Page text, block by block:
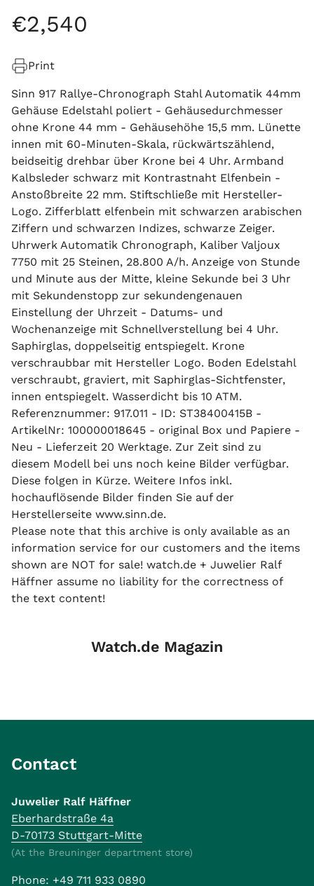
€2,540
Print
Sinn 917 Rallye-Chronograph Stahl Automatik 44mm
Gehäuse Edelstahl poliert - Gehäusedurchmesser
ohne Krone 44 mm - Gehäusehöhe 15,5 mm. Lünette
innen mit 60-Minuten-Skala, rückwärtszählend,
beidseitig drehbar über Krone bei 4 Uhr. Armband
Kalbsleder schwarz mit Kontrastnaht Elfenbein -
Anstoßbreite 22 mm. Stiftschließe mit Hersteller-
Logo. Zifferblatt elfenbein mit schwarzen arabischen
Ziffern und schwarzen Indizes, schwarze Zeiger.
Uhrwerk Automatik Chronograph, Kaliber Valjoux
7750 mit 25 Steinen, 28.800 A/h. Anzeige von Stunde
und Minute aus der Mitte, kleine Sekunde bei 3 Uhr
mit Sekundenstopp zur sekundengenauen
Einstellung der Uhrzeit - Datums- und
Wochenanzeige mit Schnellverstellung bei 4 Uhr.
Saphirglas, doppelseitig entspiegelt. Krone
verschraubbar mit Hersteller Logo. Boden Edelstahl
verschraubt, graviert, mit Saphirglas-Sichtfenster,
innen entspiegelt. Wasserdicht bis 10 ATM.
Referenznummer: 917.011 - ID: ST38400415B -
ArtikelNr: 100000018645 - original Box und Papiere -
Neu - Lieferzeit 20 Werktage. Zur Zeit sind zu
diesem Modell bei uns noch keine Bilder verfügbar.
Diese folgen in Kürze. Weitere Infos inkl.
hochauflösende Bilder finden Sie auf der
Herstellerseite www.sinn.de.
Please note that this archive is only available as an
information service for our customers and the items
shown are NOT for sale! watch.de + Juwelier Ralf
Häffner assume no liability for the correctness of
the text content!
Watch.de Magazin
Contact
Juwelier Ralf Häffner
Eberhardstraße 4a
D-70173 Stuttgart-Mitte
(At the Breuninger department store)
Phone: +49 711 933 0890